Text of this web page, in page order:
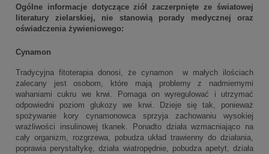
Ogólne informacje dotyczące ziół zaczerpnięte ze światowej
literatury zielarskiej, nie stanowią porady medycznej oraz
oświadczenia żywieniowego:
Cynamon
Tradycyjna fitoterapia donosi, że cynamon w małych ilościach
zalecany jest osobom, które mają problemy z nadmiernymi
wahaniami cukru we krwi. Pomaga on wyregulować i utrzymać
odpowiedni poziom glukozy we krwi. Dzieje się tak, ponieważ
spożywanie kory cynamonowca sprzyja zachowaniu wysokiej
wrażliwości insulinowej tkanek. Ponadto działa wzmacniająco na
cały organizm, rozgrzewa, pobudza układ trawienny do działania,
poprawia perystaltykę, działa wiatropędnie, pobudza apetyt, działa